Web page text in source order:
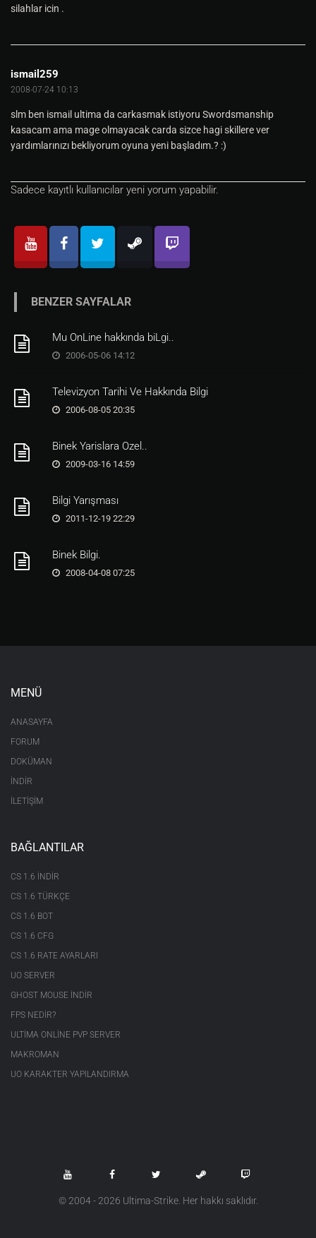
silahlar icin .
ismail259
2008-07-24 10:13
slm ben ismail ultima da carkasmak istiyoru Swordsmanship
kasacam ama mage olmayacak carda sizce hagi skillere ver
yardımlarınızı bekliyorum oyuna yeni başladım.? :)
Sadece kayıtlı kullanıcılar yeni yorum yapabilir.
BENZER SAYFALAR
Mu OnLine hakkında biLgi..
2006-05-06 14:12
Televizyon Tarihi Ve Hakkında Bilgi
2006-08-05 20:35
Binek Yarislara Ozel..
2009-03-16 14:59
Bilgi Yarışması
2011-12-19 22:29
Binek Bilgi.
2008-04-08 07:25
MENÜ
ANASAYFA
FORUM
DOKÜMAN
İNDİR
İLETİŞİM
BAĞLANTILAR
CS 1.6 INDIR
CS 1.6 TÜRKÇE
CS 1.6 BOT
CS 1.6 CFG
CS 1.6 RATE AYARLARI
UO SERVER
GHOST MOUSE INDIR
FPS NEDIR?
ULTIMA ONLINE PVP SERVER
MAKROMAN
UO KARAKTER YAPILANDIRMA
© 2004 - 2026 Ultima-Strike. Her hakkı saklıdır.